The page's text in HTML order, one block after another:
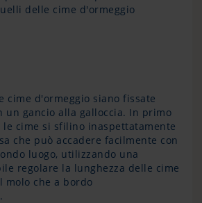
delle cime d'ormeggio
cime d'ormeggio siano fissate
un gancio alla galloccia. In primo
le cime si sfilino inaspettatamente
che può accadere facilmente con
luogo, utilizzando una
regolare la lunghezza delle cime
molo che a bordo